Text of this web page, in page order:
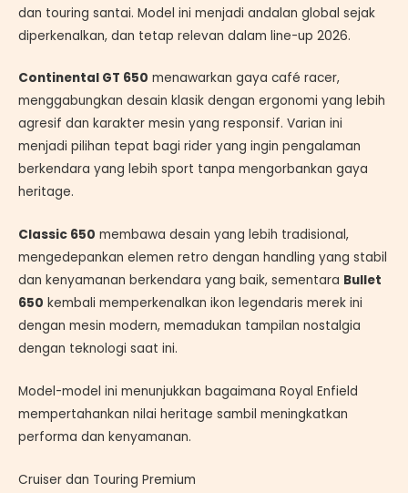
dan touring santai. Model ini menjadi andalan global sejak
diperkenalkan, dan tetap relevan dalam line-up 2026.
Continental GT 650 menawarkan gaya café racer,
menggabungkan desain klasik dengan ergonomi yang lebih
agresif dan karakter mesin yang responsif. Varian ini
menjadi pilihan tepat bagi rider yang ingin pengalaman
berkendara yang lebih sport tanpa mengorbankan gaya
heritage.
Classic 650 membawa desain yang lebih tradisional,
mengedepankan elemen retro dengan handling yang stabil
dan kenyamanan berkendara yang baik, sementara Bullet
650 kembali memperkenalkan ikon legendaris merek ini
dengan mesin modern, memadukan tampilan nostalgia
dengan teknologi saat ini.
Model-model ini menunjukkan bagaimana Royal Enfield
mempertahankan nilai heritage sambil meningkatkan
performa dan kenyamanan.
Cruiser dan Touring Premium